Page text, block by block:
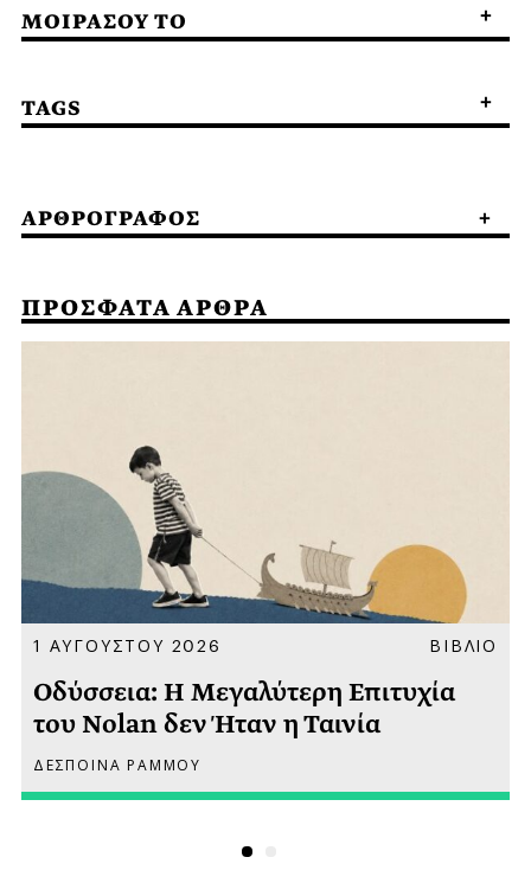
ΜΟΙΡΑΣΟΥ ΤΟ
TAGS
ΑΡΘΡΟΓΡΑΦΟΣ
ΠΡΟΣΦΑΤΑ ΑΡΘΡΑ
1 ΑΥΓΟΥΣΤΟΥ 2026 ΒΙΒΛΙΟ
Οδύσσεια: Η Μεγαλύτερη Επιτυχία
του Nolan δεν Ήταν η Ταινία
ΔΕΣΠΟΙΝΑ ΡΑΜΜΟΥ